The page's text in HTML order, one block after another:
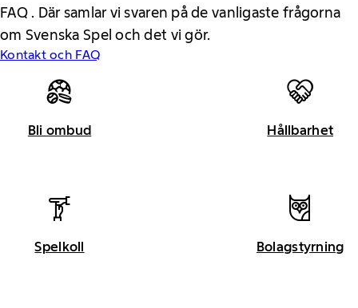
FAQ . Där samlar vi svaren på de vanligaste frågorna
om Svenska Spel och det vi gör.
Kontakt och FAQ
Bli ombud Hållbarhet
Spelkoll Bolagstyrning